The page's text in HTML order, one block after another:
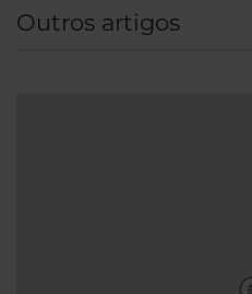
Outros artigos